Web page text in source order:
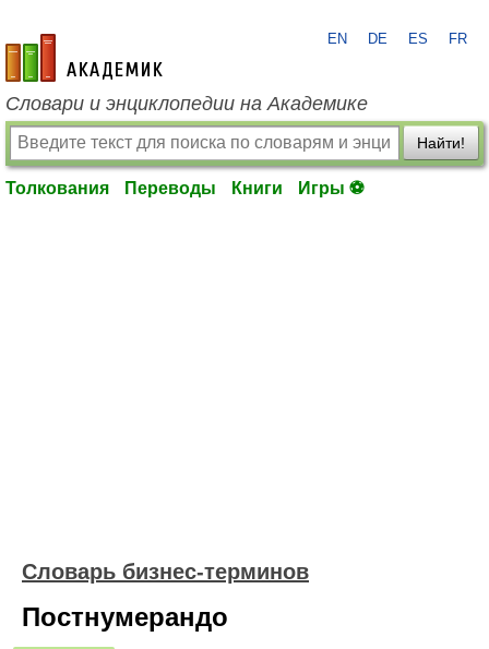
academic.ru
EN DE ES FR
Словари и энциклопедии на Академике
Найти!
Толкования Переводы Книги Игры ⚽
Словарь бизнес-терминов
Постнумерандо